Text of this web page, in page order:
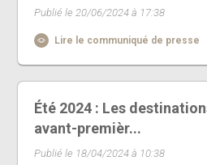
Publié le 20/06/2024 à 17:38
Lire le communiqué de presse
Été 2024 : Les
avant-premièr...
Publié le 18/04/2024 à 10:38